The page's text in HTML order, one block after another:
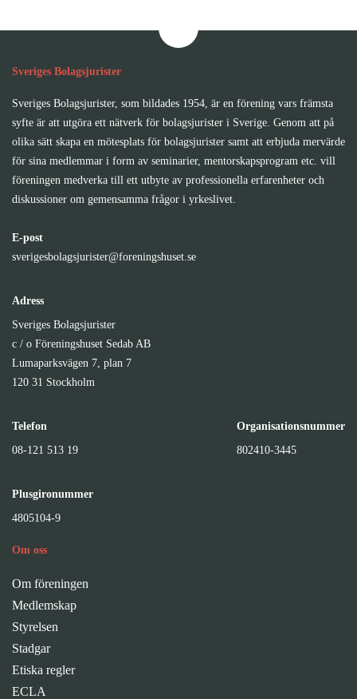
Sveriges Bolagsjurister
Sveriges Bolagsjurister, som bildades 1954, är en förening vars främsta
syfte är att utgöra ett nätverk för bolagsjurister i Sverige. Genom att på
olika sätt skapa en mötesplats för bolagsjurister samt att erbjuda mervärde
för sina medlemmar i form av seminarier, mentorskapsprogram etc. vill
föreningen medverka till ett utbyte av professionella erfarenheter och
diskussioner om gemensamma frågor i yrkeslivet.
E-post
sverigesbolagsjurister@foreningshuset.se
Adress
Sveriges Bolagsjurister
c / o Föreningshuset Sedab AB
Lumaparksvägen 7, plan 7
120 31 Stockholm
Telefon
08-121 513 19
Organisationsnummer
802410-3445
Plusgironummer
4805104-9
Om oss
Om föreningen
Medlemskap
Styrelsen
Stadgar
Etiska regler
ECLA